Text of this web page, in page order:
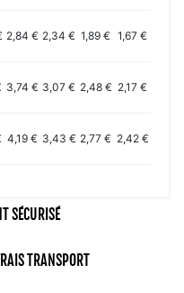
2,84 € 2,34 € 1,89 € 1,67 €
3,74 € 3,07 € 2,48 € 2,17 €
4,19 € 3,43 € 2,77 € 2,42 €
SÉCURISÉ
TRANSPORT